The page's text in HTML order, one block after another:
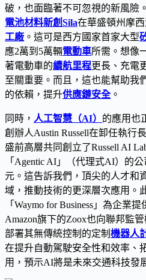
破，也面臨著不可忽視的新風險
電池材料新創Sila在華盛頓州摩
工廠 。這可是西方國家首家大型
應2萬到5萬輛電動車所需。想像
著電動車的續航里程更長、充電
至關重要。而且，這也能幫助我
的依賴，提升供應鏈安全。
同時， 人工智慧（AI） 的應用也
創辦人Austin Russell在卸任執行
盛前高層共同創立了Russell AI
「Agentic AI」（代理式AI）的
元。這告訴我們，頂尖的人才和
域，推動技術的更深層次應用。
「Waymo for Business」為企業提
Amazon旗下的Zoox也向聯邦監
部署其無傳統控制的定制 機器人
在提升自動駕駛安全性和效率、
用，預示AI將是未來交通科技發